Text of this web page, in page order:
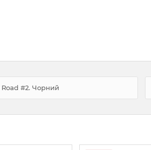
Road #2. Чорний